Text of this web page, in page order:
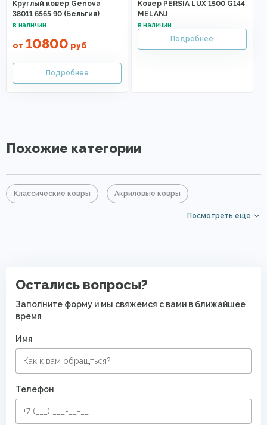
Круглый ковер Genova
38011 6565 90 (Бельгия)
от 10800 руб
Ковер PERSIA LUX 1500 G144
MELANJ
Похожие категории
Классические ковры Акриловые ковры
Ковры с восточным орнаментом
Посмотреть еще
Остались вопросы?
Заполните форму и мы свяжемся с вами в ближайшее
время
Имя
Телефон